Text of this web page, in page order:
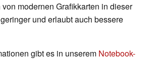
modernen Grafikkarten in dieser
und erlaubt auch bessere
gibt es in unserem Notebook-